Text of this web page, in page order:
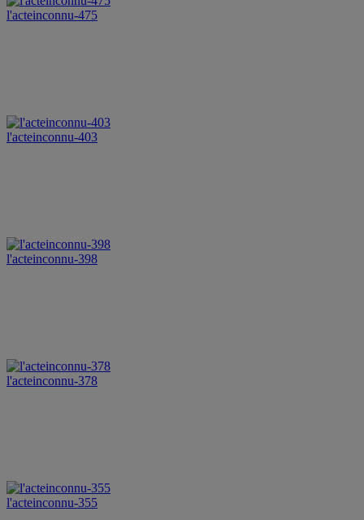
l'acteinconnu-475
l'acteinconnu-403
l'acteinconnu-398
l'acteinconnu-378
l'acteinconnu-355